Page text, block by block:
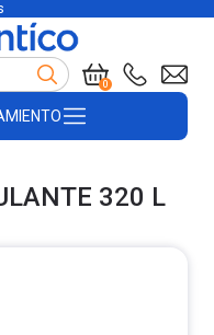
0
y madera
320 L